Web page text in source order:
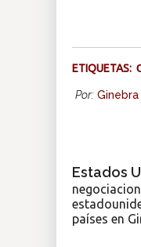
ETIQUETAS:
Por:
Estados
países en